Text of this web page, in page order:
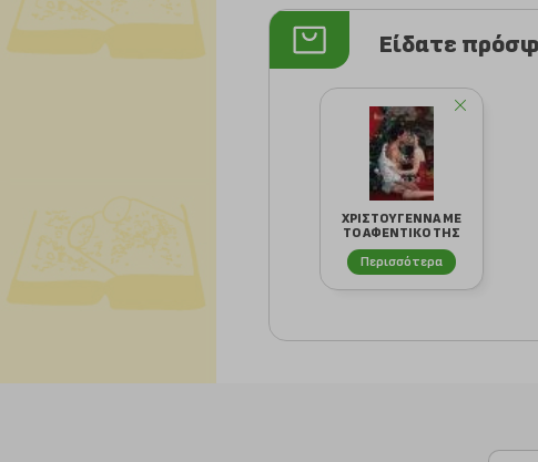
Είδατε
ΧΡΙΣΤΟΥΓΕΝΝΑ ΜΕ
ΤΟ ΑΦΕΝΤΙΚΟ ΤΗΣ
Περισσότερα